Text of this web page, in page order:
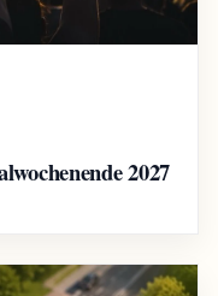
2027